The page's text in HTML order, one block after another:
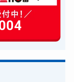
6,600円～(税込)
14,300円～(税込)
14,300円～(税込)